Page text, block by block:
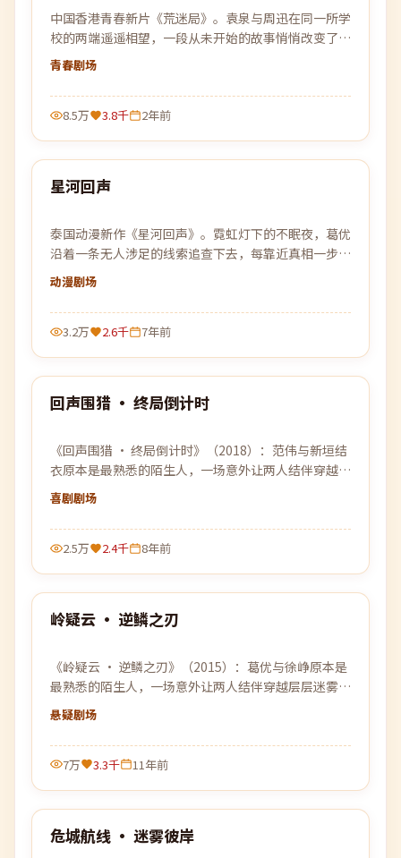
中国香港青春新片《荒迷局》。袁泉与周迅在同一所学
校的两端遥遥相望，一段从未开始的故事悄悄改变了彼
此的人生。
青春剧场
8.5万 3.8千 2年前
最新
99:56
星河回声
泰国动漫新作《星河回声》。霓虹灯下的不眠夜，葛优
沿着一条无人涉足的线索追查下去，每靠近真相一步，
黑暗就更加贴近。
动漫剧场
3.2万 2.6千 7年前
最新
99:32
回声围猎 · 终局倒计时
《回声围猎 · 终局倒计时》（2018）：范伟与新垣结
衣原本是最熟悉的陌生人，一场意外让两人结伴穿越层
层迷雾，去寻找彼此的答案。
喜剧剧场
2.5万 2.4千 8年前
最新
99:07
岭疑云 · 逆鳞之刃
《岭疑云 · 逆鳞之刃》（2015）：葛优与徐峥原本是
最熟悉的陌生人，一场意外让两人结伴穿越层层迷雾，
去寻找彼此的答案。
悬疑剧场
7万 3.3千 11年前
最新
99:21
危城航线 · 迷雾彼岸